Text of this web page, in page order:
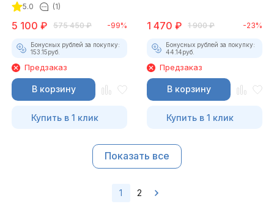
5.0 (1)
5 100 ₽ 575 450 ₽ -99%
Бонусных рублей за покупку:
153.15руб.
Предзаказ
В корзину
Купить в 1 клик
1 470 ₽ 1 900 ₽ -23%
Бонусных рублей за покупку:
44.14руб.
Предзаказ
В корзину
Купить в 1 клик
Показать все
1 2